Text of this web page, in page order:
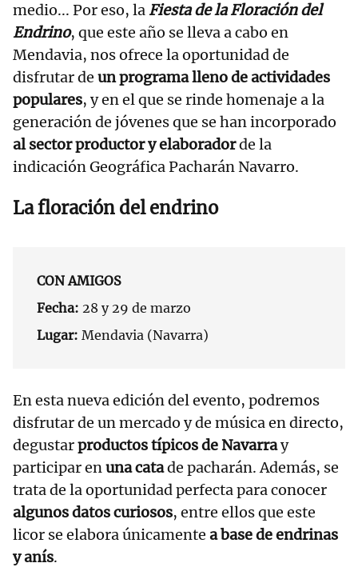
medio... Por eso, laFiesta de la Floración del
Endrino, que este año se lleva a cabo en
Mendavia, nos ofrece la oportunidad de
disfrutar de un programa lleno de actividades
populares, y en el que se rinde homenaje a la
generación de jóvenes que se han incorporado
al sector productor y elaboradorde la
indicación Geográfica Pacharán Navarro.
La floración del endrino
CON AMIGOS
Fecha: 28 y 29 de marzo
Lugar: Mendavia (Navarra)
En esta nueva edición del evento, podremos
disfrutar de un mercado y de música en directo,
degustarproductos típicos de Navarray
participar enuna catade pacharán. Además, se
trata de la oportunidad perfecta para conocer
algunos datos curiosos, entre ellos que este
licor se elabora únicamente a base de endrinas
y anís.